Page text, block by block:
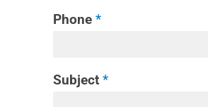
Phone *
Subject *